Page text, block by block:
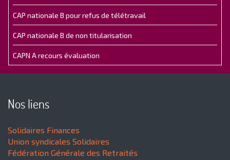
CAP nationale B pour refus de télétravail
CAP nationale B de non titularisation
CAPN A recours évaluation
Nos liens
Solidaires Finances
Union syndicales Solidaires
Fédération Générale des Retraités